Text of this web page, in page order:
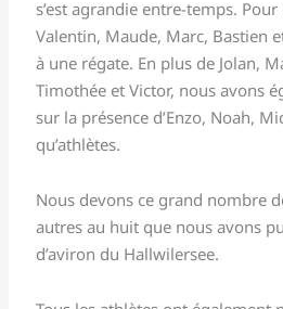
s’est agrandie entre-temps.
Valentin, Maude, Marc, Bastien
à une régate. En plus de Jolan,
Timothée et Victor, nous avons
sur la présence d’Enzo, Noah,
qu’athlètes.
Nous devons ce grand nombre
autres au huit que nous avons
d’aviron du Hallwilersee.